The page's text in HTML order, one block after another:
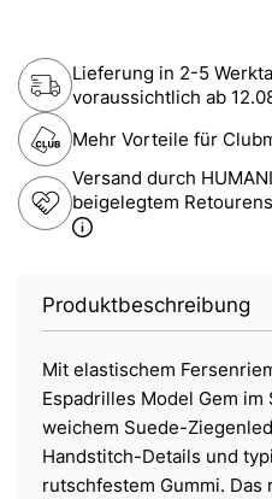
Lieferung in 2-5
voraussichtlich ab
Mehr Vorteile für
Versand durch
beigelegtem
Produktbeschreibung
Mit elastischem
Espadrilles Model Gem im
weichem Suede-
Handstitch-Details und
rutschfestem Gummi.